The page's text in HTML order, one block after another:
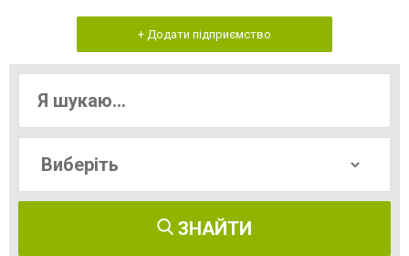
+ Додати підприємство
ЗНАЙТИ